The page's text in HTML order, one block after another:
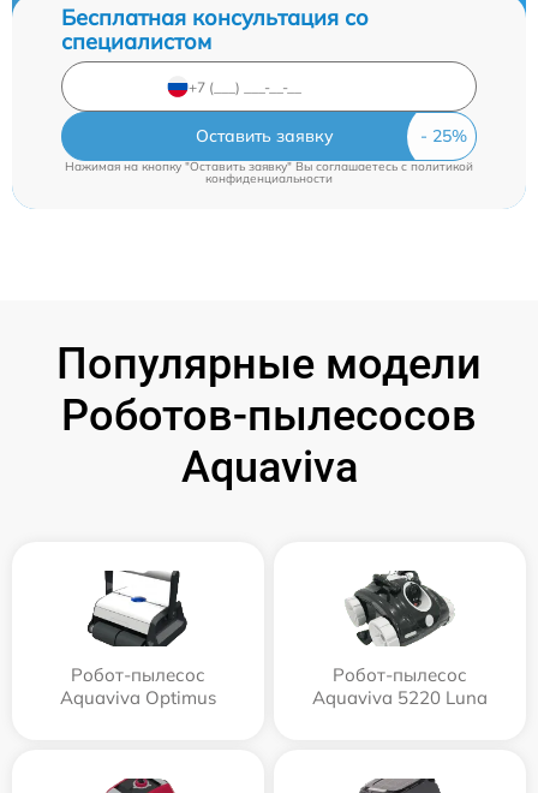
Бесплатная консультация со
специалистом
Оставить заявку
Нажимая на кнопку "Оставить заявку" Вы соглашаетесь c политикой
конфиденциальности
Популярные модели
Роботов-пылесосов
Aquaviva
Робот-пылесос
Aquaviva Optimus
Робот-пылесос
Aquaviva 5220 Luna